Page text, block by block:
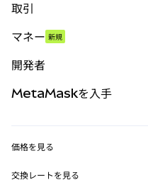
取引
パーペチュアル
RWA
マネー 新規
開発者
MetaMaskを入手
価格を見る
交換レートを見る